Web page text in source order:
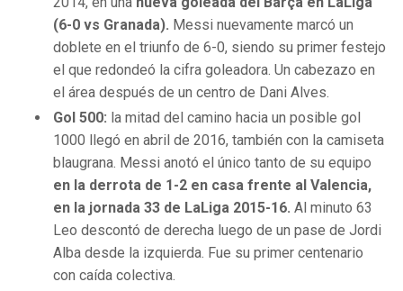
(6-0 vs Granada). Messi nuevamente marcó un
doblete en el triunfo de 6-0, siendo su primer festejo
el que redondeó la cifra goleadora. Un cabezazo en
el área después de un centro de Dani Alves.
Gol 500: la mitad del camino hacia un posible gol
1000 llegó en abril de 2016, también con la camiseta
blaugrana. Messi anotó el único tanto de su equipo
en la derrota de 1-2 en casa frente al Valencia,
en la jornada 33 de LaLiga 2015-16. Al minuto 63
Leo descontó de derecha luego de un pase de Jordi
Alba desde la izquierda. Fue su primer centenario
con caída colectiva.